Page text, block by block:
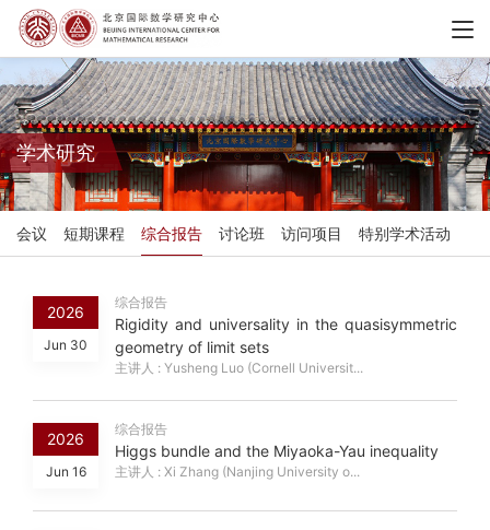
学术研究
会议 短期课程 综合报告 讨论班 访问项目 特别学术活动
2026
Jun 30
综合报告
Rigidity and universality in the quasisymmetric
geometry of limit sets
主讲人 : Yusheng Luo (Cornell Universit...
2026
Jun 16
综合报告
Higgs bundle and the Miyaoka-Yau inequality
主讲人 : Xi Zhang (Nanjing University o...